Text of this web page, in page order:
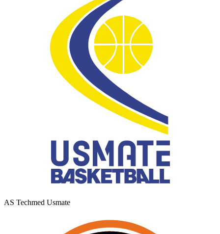
AS Techmed Usmate